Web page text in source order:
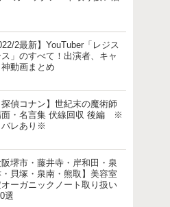
2最新】YouTuber「レジス
」のすべて！出演者、キャ
動画まとめ
探偵コナン】世紀末の魔術師
面・名言集 伏線回収 後編 ※
バレあり※
阪堺市・藤井寺・岸和田・泉
・貝塚・泉南・熊取】美容室
オーガニックノート取り扱い
選